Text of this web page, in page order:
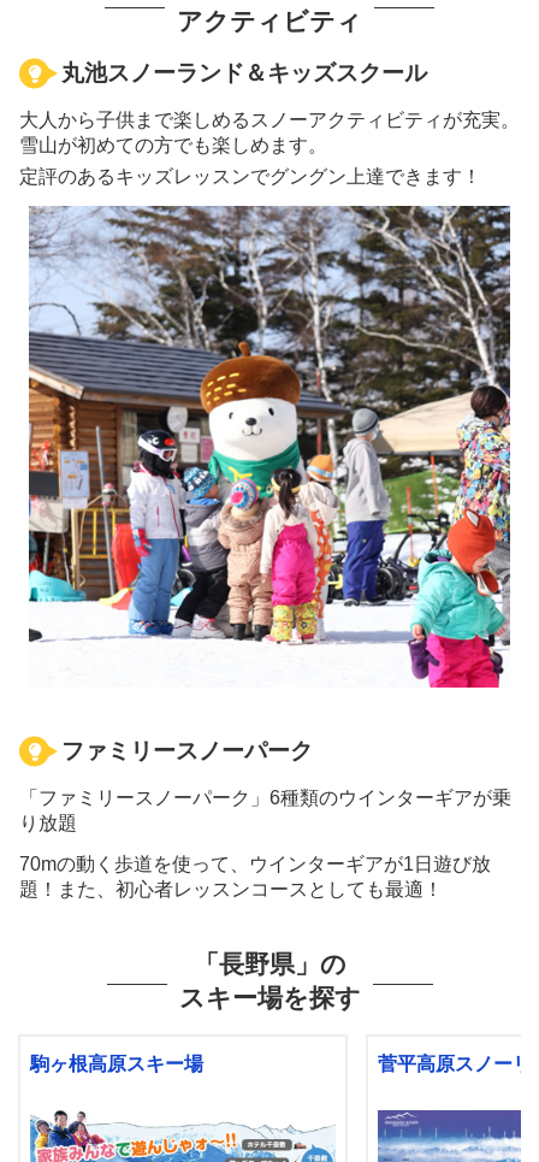
アクティビティ
丸池スノーランド＆キッズスクール
大人から子供まで楽しめるスノーアクティビティが充実。
雪山が初めての方でも楽しめます。
定評のあるキッズレッスンでグングン上達できます！
ファミリースノーパーク
「ファミリースノーパーク」6種類のウインターギアが乗
り放題
70mの動く歩道を使って、ウインターギアが1日遊び放
題！また、初心者レッスンコースとしても最適！
「長野県」の
スキー場を探す
駒ヶ根高原スキー場 菅平高原スノーリ